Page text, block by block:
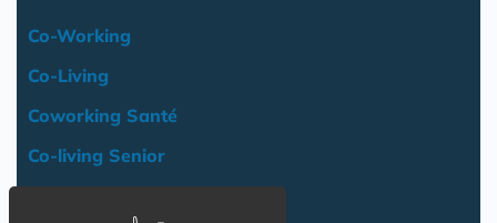
Co-Working
Co-Living
Coworking Santé
Co-living Senior